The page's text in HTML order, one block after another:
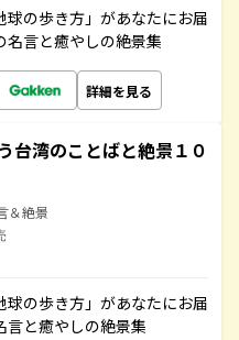
の歩き方」があなたにお届
名言と癒やしの絶景集
詳細を見る
台湾のことばと絶景１０
＆絶景
の歩き方」があなたにお届
言と癒やしの絶景集